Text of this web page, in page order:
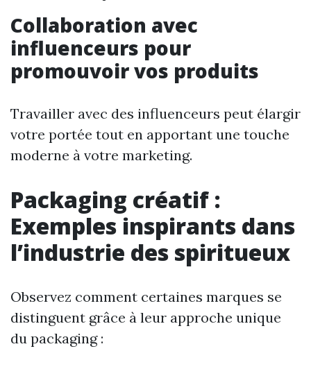
Collaboration avec
influenceurs pour
promouvoir vos produits
Travailler avec des influenceurs peut élargir
votre portée tout en apportant une touche
moderne à votre marketing.
Packaging créatif :
Exemples inspirants dans
l’industrie des spiritueux
Observez comment certaines marques se
distinguent grâce à leur approche unique
du packaging :